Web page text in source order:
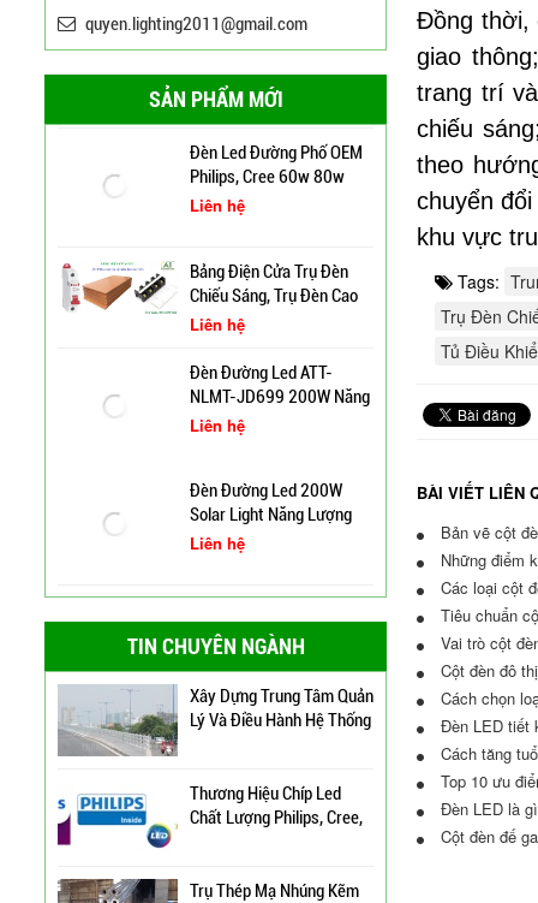
quyen.lighting2011@gmail.com
SẢN PHẨM MỚI
Đèn Đường Led Chiếu
Sáng 100W 150W Philips
Liên hệ
Đèn Led Đường Phố OEM
Philips, Cree 60w 80w
100w 120w 150w
Liên hệ
Bảng Điện Cửa Trụ Đèn
Chiếu Sáng, Trụ Đèn Cao
Áp
Liên hệ
Đèn Đường Led ATT-
Lượng Mặt Trời
Liên hệ
Đèn Đường Led 200W
Solar Light Năng Lượng
Mặt Trời ATT NLMT 300W
Liên hệ
Đèn Led NLMT Chiếu Sáng
Đường Phố ATT-Z200
Trụ Đèn Cao Áp Bát Giác
Liên hệ
TIN CHUYÊN NGÀNH
Cột Đèn Cao Áp Chiếu
Sáng Đường Phố Tại Lạng
Trụ Đèn Tín Hiệu Chớp
Vàng Năng Lượng Mặt
Cột Đèn Pha Đa Giác Tại
Bình Định
Cung Cấp Cột Đèn Chiếu
Sáng Cao Áp Tại TP. Tam
Kỳ
Xây Dựng Trung Tâm Quản
Lý Và Điều Hành Hệ Thống
Thương Hiệu Chíp Led
Chất Lượng Philips, Cree,
Trụ Thép Mạ Nhúng Kẽm
Đồng thời,
giao
trang trí
chiếu
theo
chuyển
khu vực
Tags:
Trụ Đèn
Tủ Điều
BÀI VIẾT LIÊN
Bản vẽ cột
Những điểm
Các loại cột
Tiêu chuẩn
Vai trò cột
Cột đèn đô
Cách chọn
Đèn LED tiết
Cách tăng
Top 10 ưu
Đèn LED là
Cột đèn đế